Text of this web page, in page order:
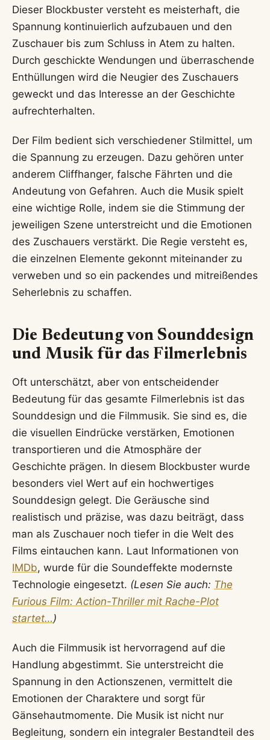
Dieser Blockbuster versteht es meisterhaft, die
Spannung kontinuierlich aufzubauen und den
Zuschauer bis zum Schluss in Atem zu halten.
Durch geschickte Wendungen und überraschende
Enthüllungen wird die Neugier des Zuschauers
geweckt und das Interesse an der Geschichte
aufrechterhalten.
Der Film bedient sich verschiedener Stilmittel, um
die Spannung zu erzeugen. Dazu gehören unter
anderem Cliffhanger, falsche Fährten und die
Andeutung von Gefahren. Auch die Musik spielt
eine wichtige Rolle, indem sie die Stimmung der
jeweiligen Szene unterstreicht und die Emotionen
des Zuschauers verstärkt. Die Regie versteht es,
die einzelnen Elemente gekonnt miteinander zu
verweben und so ein packendes und mitreißendes
Seherlebnis zu schaffen.
Die Bedeutung von Sounddesign
und Musik für das Filmerlebnis
Oft unterschätzt, aber von entscheidender
Bedeutung für das gesamte Filmerlebnis ist das
Sounddesign und die Filmmusik. Sie sind es, die
die visuellen Eindrücke verstärken, Emotionen
transportieren und die Atmosphäre der
Geschichte prägen. In diesem Blockbuster wurde
besonders viel Wert auf ein hochwertiges
Sounddesign gelegt. Die Geräusche sind
realistisch und präzise, was dazu beiträgt, dass
man als Zuschauer noch tiefer in die Welt des
Films eintauchen kann. Laut Informationen von
IMDb, wurde für die Soundeffekte modernste
Technologie eingesetzt. (Lesen Sie auch: The
Furious Film: Action-Thriller mit Rache-Plot
startet…)
Auch die Filmmusik ist hervorragend auf die
Handlung abgestimmt. Sie unterstreicht die
Spannung in den Actionszenen, vermittelt die
Emotionen der Charaktere und sorgt für
Gänsehautmomente. Die Musik ist nicht nur
Begleitung, sondern ein integraler Bestandteil des